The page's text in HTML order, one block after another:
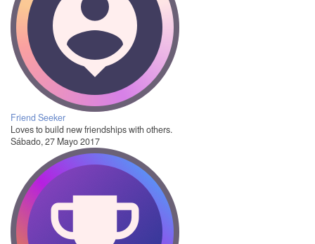
Friend Seeker
Loves to build new friendships with others.
Sábado, 27 Mayo 2017